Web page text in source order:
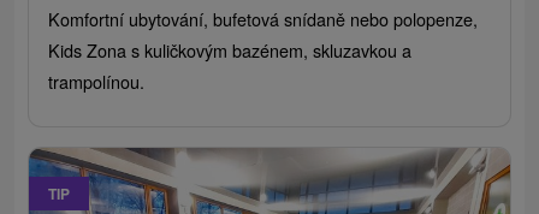
Komfortní ubytování, bufetová snídaně nebo polopenze,
Kids Zona s kuličkovým bazénem, ​​skluzavkou a
trampolínou.
TIP